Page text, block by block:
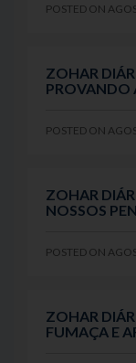
POSTED ON
ZOHAR
PROVANDO
POSTED ON
ZOHAR
NOSSOS
POSTED ON
ZOHAR
FUMAÇA E